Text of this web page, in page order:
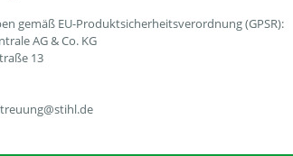
gemäß EU-Produktsicherheitsverordnung (GPSR):
AG & Co. KG
13